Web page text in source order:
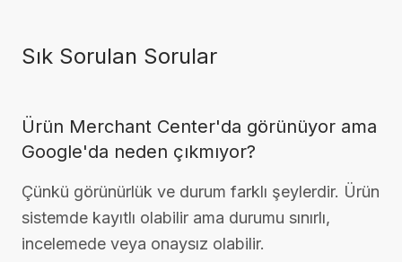
Sık Sorulan Sorular
Ürün Merchant Center'da görünüyor ama
Google'da neden çıkmıyor?
Çünkü görünürlük ve durum farklı şeylerdir. Ürün
sistemde kayıtlı olabilir ama durumu sınırlı,
incelemede veya onaysız olabilir.